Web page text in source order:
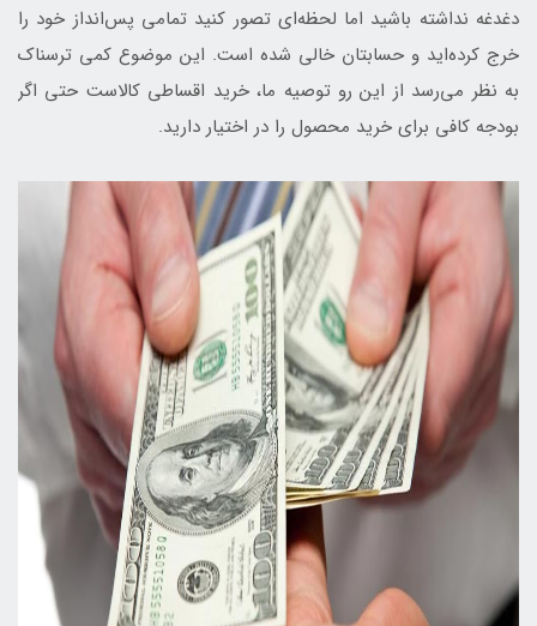
دغدغه نداشته باشید اما لحظه‌ای تصور کنید تمامی پس‌انداز خود را
خرج کرده‌اید و حسابتان خالی شده است. این موضوع کمی ترسناک
به نظر می‌رسد از این رو توصیه ما، خرید اقساطی کالاست حتی اگر
بودجه کافی برای خرید محصول را در اختیار دارید.